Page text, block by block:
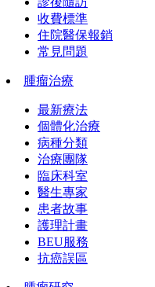
收費標準
住院醫保報銷
常見問題
腫瘤治療
最新療法
個體化治療
病種分類
治療團隊
臨床科室
醫生專家
患者故事
護理計畫
BEU服務
抗癌誤區